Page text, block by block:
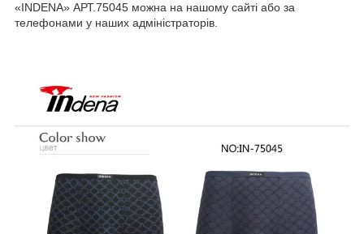
«INDENA» АРТ.75045 можна на нашому сайті або за
телефонами у наших адміністраторів.